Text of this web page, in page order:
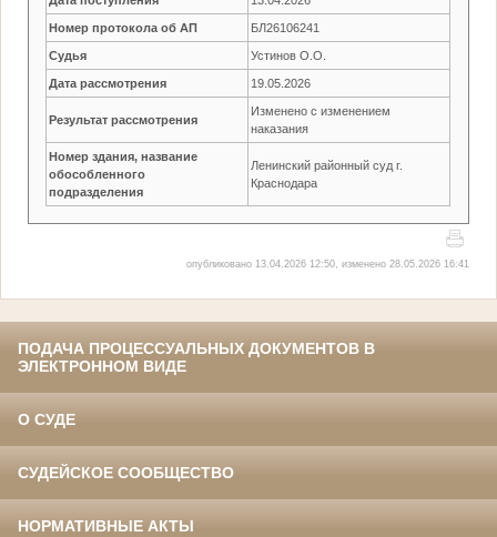
Номер протокола об АП БЛ26106241
Судья Устинов О.О.
Дата рассмотрения 19.05.2026
Результат рассмотрения
Изменено с изменением
наказания
Номер здания, название
обособленного
подразделения
Ленинский районный суд г.
Краснодара
опубликовано 13.04.2026 12:50, изменено 28.05.2026 16:41
ПОДАЧА ПРОЦЕССУАЛЬНЫХ ДОКУМЕНТОВ В
ЭЛЕКТРОННОМ ВИДЕ
О СУДЕ
СУДЕЙСКОЕ СООБЩЕСТВО
НОРМАТИВНЫЕ АКТЫ